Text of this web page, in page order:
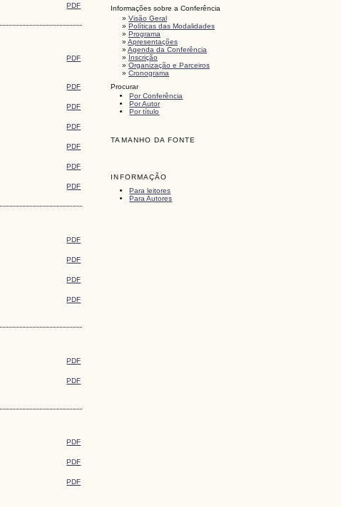
Informações sobre a Conferência
»Visão Geral
»Políticas das Modalidades
»Programa
»Apresentações
»Agenda da Conferência
» Inscrição
»Organização e Parceiros
»Cronograma
Procurar
Por Conferência
Por Autor
Por título
TAMANHO DA FONTE
INFORMAÇÃO
Para leitores
Para Autores
PDF
PDF
PDF
PDF
PDF
PDF
PDF
PDF
PDF
PDF
PDF
PDF
PDF
PDF
PDF
PDF
PDF